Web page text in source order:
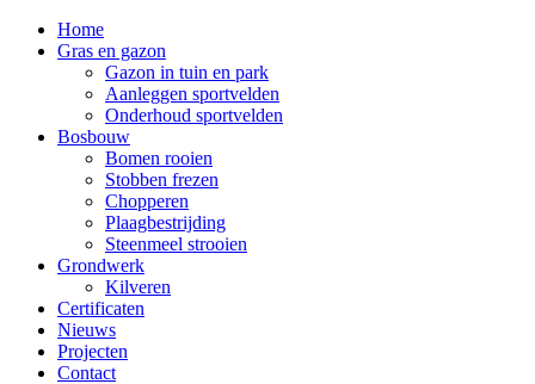
Home
Gras en gazon
Gazon in tuin en park
Aanleggen sportvelden
Onderhoud sportvelden
Bosbouw
Bomen rooien
Stobben frezen
Chopperen
Plaagbestrijding
Steenmeel strooien
Grondwerk
Kilveren
Certificaten
Nieuws
Projecten
Contact